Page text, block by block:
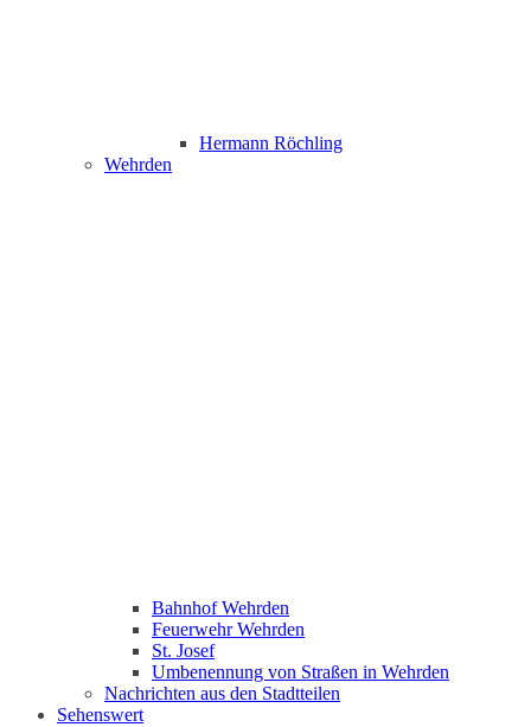
Hermann Röchling
Wehrden
Bahnhof Wehrden
Feuerwehr Wehrden
St. Josef
Umbenennung von Straßen in Wehrden
Nachrichten aus den Stadtteilen
Sehenswert